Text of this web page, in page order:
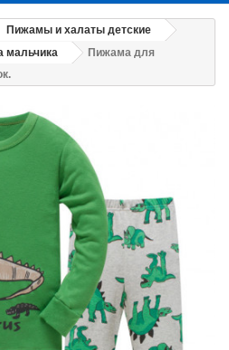
Пижамы и халаты детские
мальчика
Пижама для